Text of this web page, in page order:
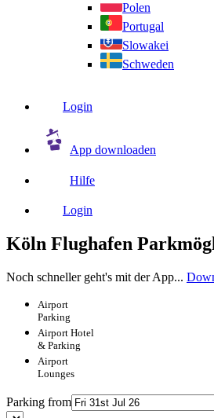
Polen
Portugal
Slowakei
Schweden
Login
App downloaden
Hilfe
Login
Köln Flughafen
Noch schneller geht's mit der App...
Airport
Parking
Airport Hotel
& Parking
Airport
Lounges
Parking from